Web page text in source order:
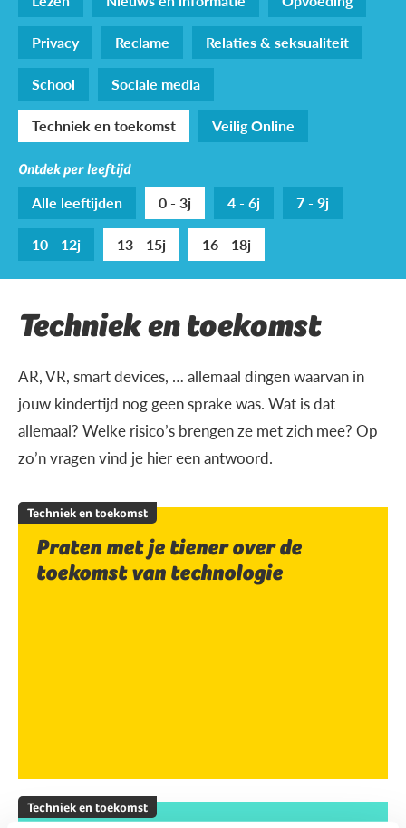
Privacy
Reclame
Relaties & seksualiteit
School
Sociale media
Techniek en toekomst
Veilig Online
Ontdek per leeftijd
Alle leeftijden 0 - 3j 4 - 6j
7 - 9j
10 - 12j
13 - 15j 16 - 18j
Techniek en toekomst
AR, VR, smart devices, … allemaal dingen waarvan in
jouw kindertijd nog geen sprake was. Wat is dat
allemaal? Welke risico’s brengen ze met zich mee? Op
zo’n vragen vind je hier een antwoord.
Techniek en toekomst
Praten met je tiener over de
toekomst van technologie
Techniek en toekomst